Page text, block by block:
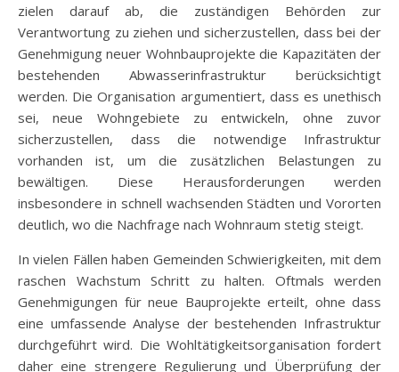
zielen darauf ab, die zuständigen Behörden zur
Verantwortung zu ziehen und sicherzustellen, dass bei der
Genehmigung neuer Wohnbauprojekte die Kapazitäten der
bestehenden Abwasserinfrastruktur berücksichtigt
werden. Die Organisation argumentiert, dass es unethisch
sei, neue Wohngebiete zu entwickeln, ohne zuvor
sicherzustellen, dass die notwendige Infrastruktur
vorhanden ist, um die zusätzlichen Belastungen zu
bewältigen. Diese Herausforderungen werden
insbesondere in schnell wachsenden Städten und Vororten
deutlich, wo die Nachfrage nach Wohnraum stetig steigt.
In vielen Fällen haben Gemeinden Schwierigkeiten, mit dem
raschen Wachstum Schritt zu halten. Oftmals werden
Genehmigungen für neue Bauprojekte erteilt, ohne dass
eine umfassende Analyse der bestehenden Infrastruktur
durchgeführt wird. Die Wohltätigkeitsorganisation fordert
daher eine strengere Regulierung und Überprüfung der